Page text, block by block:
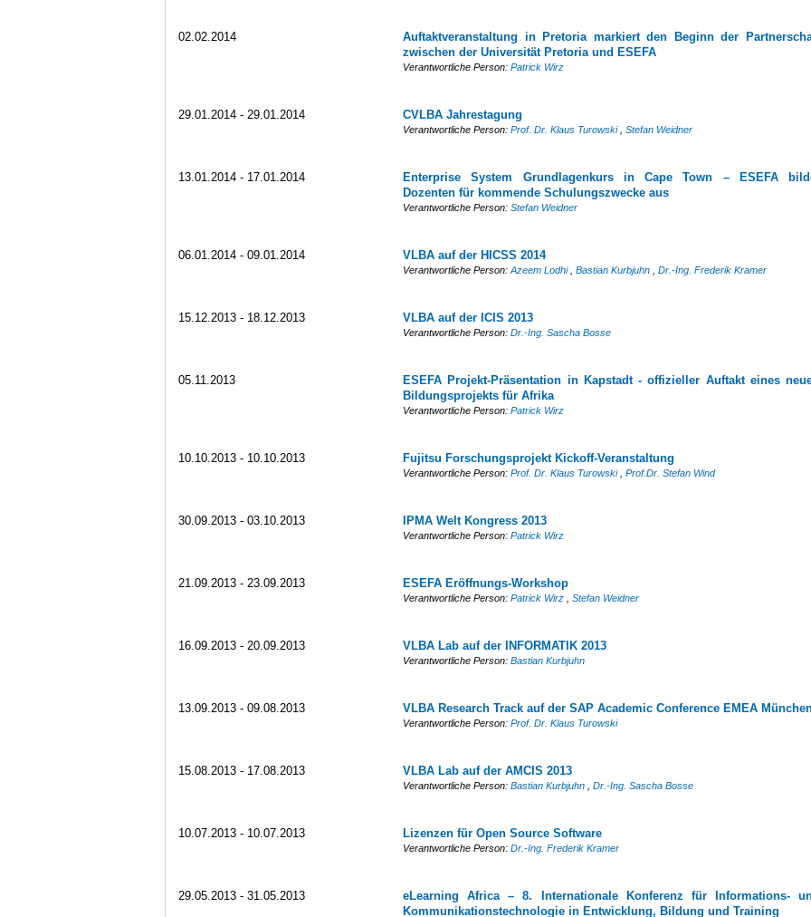
02.02.2014
Auftaktveranstaltung in Pretoria markiert den Beginn der
zwischen der Universität Pretoria und ESEFA
Verantwortliche Person:Patrick Wirz
29.01.2014 - 29.01.2014 CVLBA Jahrestagung
Verantwortliche Person:Prof. Dr. Klaus Turowski ,Stefan Weidner
13.01.2014 - 17.01.2014
Enterprise System Grundlagenkurs in Cape Town – ESEFA
Dozenten für kommende Schulungszwecke aus
Verantwortliche Person:Stefan Weidner
06.01.2014 - 09.01.2014 VLBA auf der HICSS 2014
Verantwortliche Person:Azeem Lodhi ,Bastian Kurbjuhn ,Dr.-Ing. Frederik Kramer
15.12.2013 - 18.12.2013 VLBA auf der ICIS 2013
Verantwortliche Person:Dr.-Ing. Sascha Bosse
05.11.2013
ESEFA Projekt-Präsentation in Kapstadt - offizieller Auftakt eines
Bildungsprojekts für Afrika
Verantwortliche Person:Patrick Wirz
10.10.2013 - 10.10.2013 Fujitsu Forschungsprojekt Kickoff-Veranstaltung
Verantwortliche Person:Prof. Dr. Klaus Turowski ,Prof.Dr. Stefan Wind
30.09.2013 - 03.10.2013 IPMA Welt Kongress 2013
Verantwortliche Person:Patrick Wirz
21.09.2013 - 23.09.2013 ESEFA Eröffnungs-Workshop
Verantwortliche Person:Patrick Wirz ,Stefan Weidner
16.09.2013 - 20.09.2013 VLBA Lab auf der INFORMATIK 2013
Verantwortliche Person:Bastian Kurbjuhn
13.09.2013 - 09.08.2013 VLBA Research Track auf der SAP Academic Conference EMEA
Verantwortliche Person:Prof. Dr. Klaus Turowski
15.08.2013 - 17.08.2013 VLBA Lab auf der AMCIS 2013
Verantwortliche Person:Bastian Kurbjuhn ,Dr.-Ing. Sascha Bosse
10.07.2013 - 10.07.2013 Lizenzen für Open Source Software
Verantwortliche Person:Dr.-Ing. Frederik Kramer
29.05.2013 - 31.05.2013
eLearning Africa – 8. Internationale Konferenz für Informations-
Kommunikationstechnologie in Entwicklung, Bildung und Training